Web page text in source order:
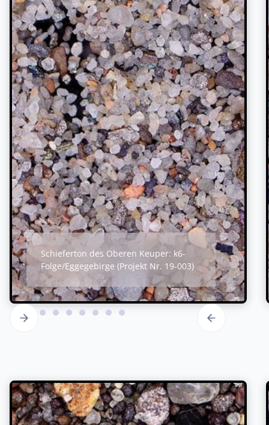
Schieferton des Oberen Keuper: k6-
Folge/Eggegebirge (Projekt Nr. 19-003)